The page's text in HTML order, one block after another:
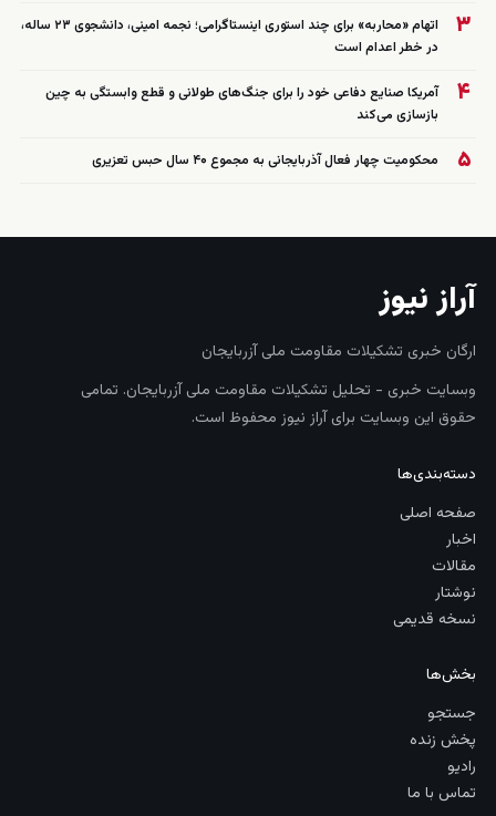
۳
اتهام «محاربه» برای چند استوری اینستاگرامی؛ نجمه امینی، دانشجوی ۲۳ ساله،
در خطر اعدام است
۴
آمریکا صنایع دفاعی خود را برای جنگ‌های طولانی و قطع وابستگی به چین
بازسازی می‌کند
۵ محکومیت چهار فعال آذربایجانی به مجموع ۴۰ سال حبس تعزیری
آراز نیوز
ارگان خبری تشکیلات مقاومت ملی آزربایجان
وبسایت خبری - تحلیل تشکیلات مقاومت ملی آزربایجان. تمامی
حقوق این وبسایت برای آراز نیوز محفوظ است.
دسته‌بندی‌ها
صفحه اصلی
اخبار
مقالات
نوشتار
نسخه قدیمی
بخش‌ها
جستجو
پخش زنده
رادیو
تماس با ما